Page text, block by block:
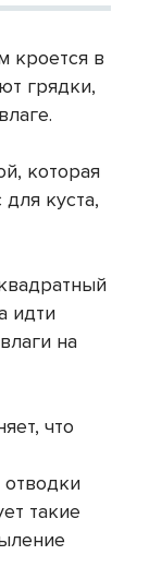
кроется в
грядки,
которая
куста,
идти
на
что
такие